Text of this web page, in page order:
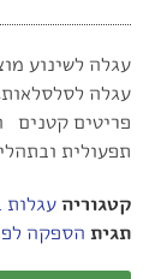
עגלה לשינוע
עגלה
פריטים קטנים
תפעולית
קטגוריהעגלות
תגית הספקה